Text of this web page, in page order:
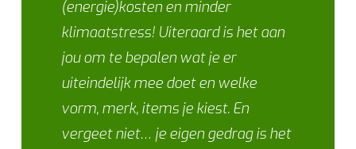
(energie)kosten en minder
klimaatstress! Uiteraard is het aan
jou om te bepalen wat je er
uiteindelijk mee doet en welke
vorm, merk, items je kiest. En
vergeet niet… je eigen gedrag is het